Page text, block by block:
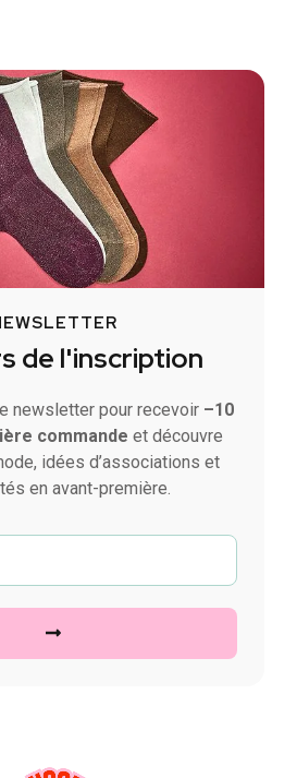
de l'inscription
newsletter pour recevoir –10
commande et découvre
idées d’associations et
en avant-première.